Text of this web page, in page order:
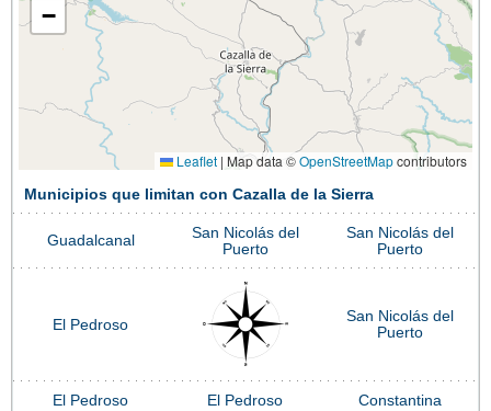
−
Leaflet | Map data ©OpenStreetMapcontributors
Municipios que limitan con Cazalla de la Sierra
Guadalcanal
San Nicolás del
Puerto
San Nicolás del
Puerto
El Pedroso
San Nicolás del
Puerto
El Pedroso El Pedroso Constantina